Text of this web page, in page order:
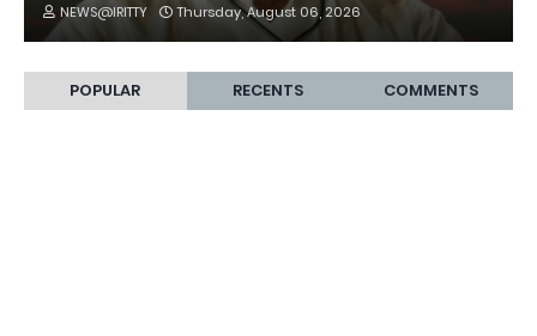
NEWS@IRITTY Thursday, August 06, 2026
POPULAR RECENTS COMMENTS